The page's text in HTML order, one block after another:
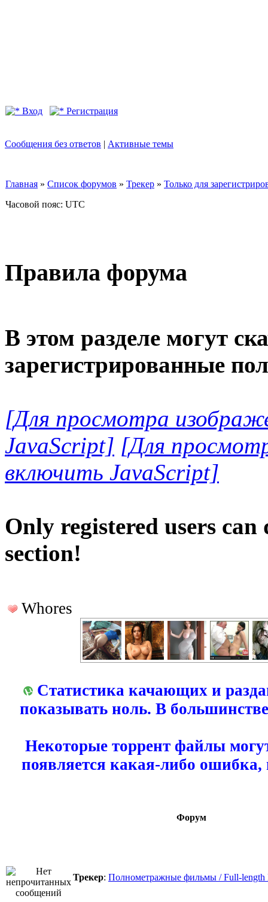
Вход Регистрация
Сообщения без ответов | Активные темы
Главная » Список форумов » Трекер » Только для
Часовой пояс: UTC
Правила форума
В этом разделе могут
зарегистрированные
[Для просмотра
JavaScript] [Для
включить JavaScript]
Only registered users
section!
Whores
Статистика качающих и
показывать ноль. В
Некоторые торрент файлы
появляется какая-либо
Форум
Трекер: Полнометражные фильмы / Full-length